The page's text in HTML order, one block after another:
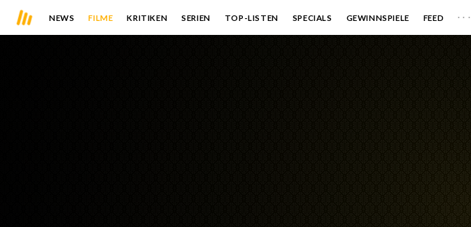
NEWS FILME KRITIKEN SERIEN TOP-LISTEN SPECIALS GEWINNSPIELE FEED . . .